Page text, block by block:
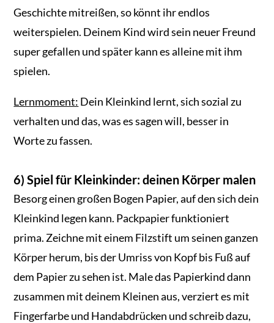
Geschichte mitreißen, so könnt ihr endlos
weiterspielen. Deinem Kind wird sein neuer Freund
super gefallen und später kann es alleine mit ihm
spielen.
Lernmoment: Dein Kleinkind lernt, sich sozial zu
verhalten und das, was es sagen will, besser in
Worte zu fassen.
6) Spiel für Kleinkinder: deinen Körper malen
Besorg einen großen Bogen Papier, auf den sich dein
Kleinkind legen kann. Packpapier funktioniert
prima. Zeichne mit einem Filzstift um seinen ganzen
Körper herum, bis der Umriss von Kopf bis Fuß auf
dem Papier zu sehen ist. Male das Papierkind dann
zusammen mit deinem Kleinen aus, verziert es mit
Fingerfarbe und Handabdrücken und schreib dazu,